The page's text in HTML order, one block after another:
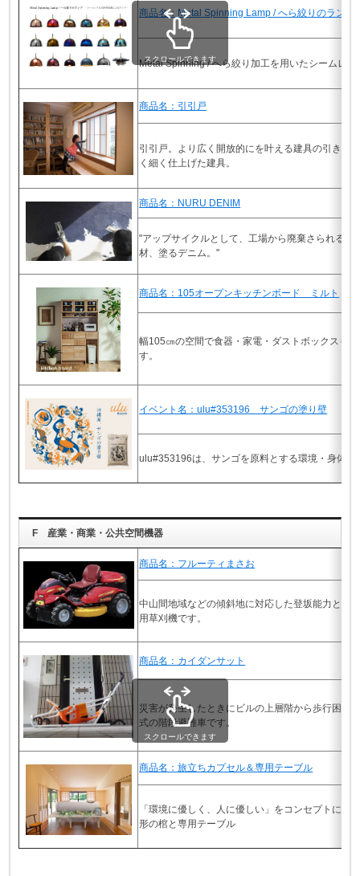
商品名：Metal Spinning Lamp / へら絞りのランプ
Metal Spinning / へら絞り加工を用いたシームレ
商品名：引引戸
引引戸。より広く開放的にを叶える建具の引き残
く細く仕上げた建具。
商品名：NURU DENIM
"アップサイクルとして、工場から廃棄さられる
材、塗るデニム。"
商品名：105オープンキッチンボード ミルト
幅105㎝の空間で食器・家電・ダストボックスも
す。
イベント名：ulu#353196 サンゴの塗り壁
ulu#353196は、サンゴを原料とする環境・身体に
スクロールできます
F 産業・商業・公共空間機器
商品名：フルーティまさお
中山間地域などの傾斜地に対応した登坂能力と走
用草刈機です。
商品名：カイダンサット
災害が発生したときにビルの上層階から歩行困難
式の階段避難車です。
商品名：旅立ちカプセル＆専用テーブル
「環境に優しく、人に優しい」をコンセプトに再
形の棺と専用テーブル
スクロールできます